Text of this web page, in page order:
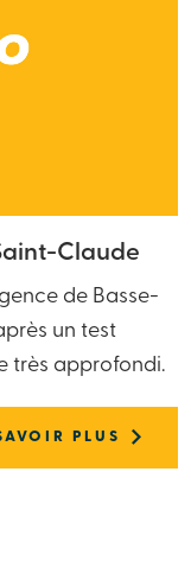
Claude
de Basse-
un test
très approfondi.
PLUS